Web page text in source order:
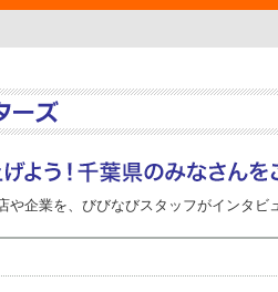
企業を、びびなびスタッフがインタビ